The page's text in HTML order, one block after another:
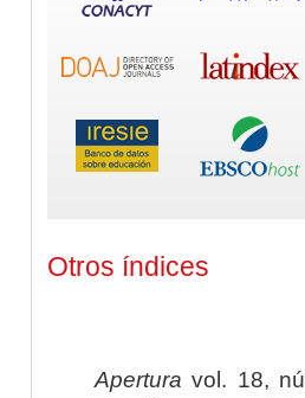
Otros índices
Apertura vol. 18,